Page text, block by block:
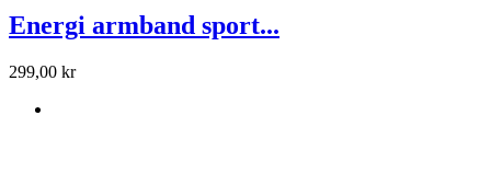
Energi armband sport...
299,00 kr